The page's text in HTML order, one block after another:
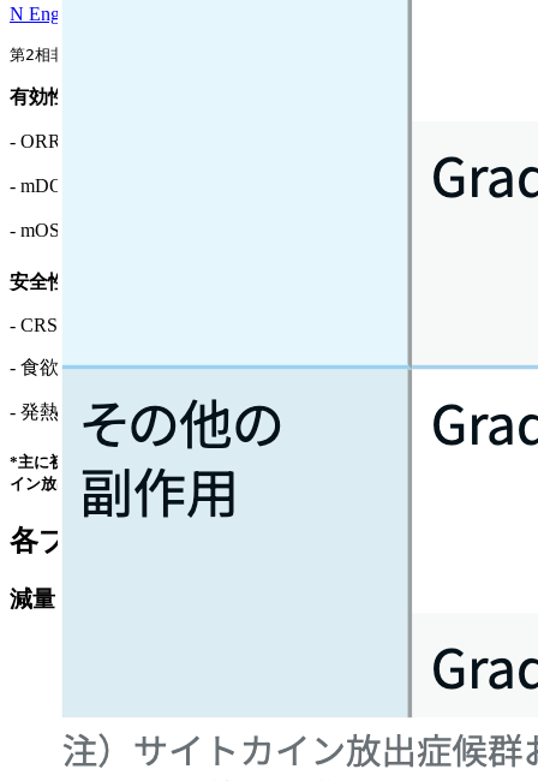
N Engl J Med. 2023;389(22):2063-75.
第2相非盲検多施設共同多コホート試験｡ プラチナ製剤併用療法を含む2
有効性
- ORR : 40％ (95％CI 31~51％)
- mDOR : 9.7ヵ月 (95％CI 2.7~20.7ヵ月超)
- mOS : 14.3ヵ月
安全性｜
- CRS : 51%*
- 食欲不振 : 29%
- 発熱 : 35%
*主に初回投与後に生じ､ 大部分がGrade1-2であった｡ Grade 3 のサイトカ
イン放出症候群の発現頻度は､1%であった｡
各プロトコル
減量･休薬･中止基準